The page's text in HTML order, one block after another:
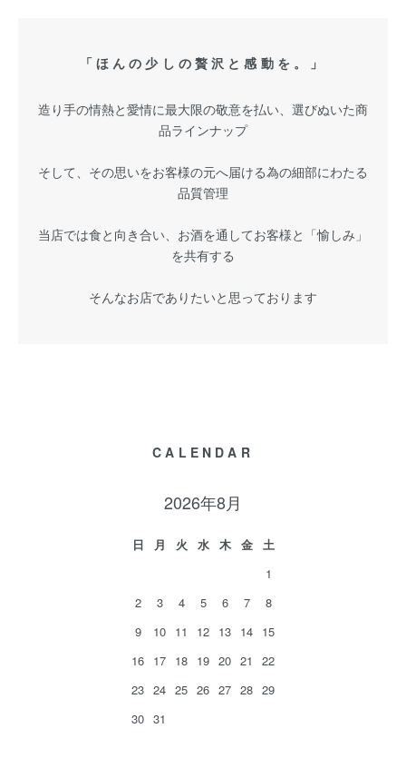
「ほんの少しの贅沢と感動を。」
造り手の情熱と愛情に最大限の敬意を払い、選びぬいた商
品ラインナップ
そして、その思いをお客様の元へ届ける為の細部にわたる
品質管理
当店では食と向き合い、お酒を通してお客様と「愉しみ」
を共有する
そんなお店でありたいと思っております
CALENDAR
2026年8月
日 月 火 水 木 金
土
1
2
3 4 5 6 7
8
9
10 11 12 13 14 15
16 17 18 19 20 21
22
23 24 25 26 27 28 29
30 31